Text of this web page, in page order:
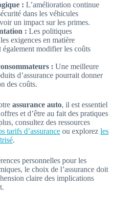
: L’amélioration continue
dans les véhicules
un impact sur les primes.
: Les politiques
exigences en matière
également modifier les coûts
: Une meilleure
d’assurance pourrait donner
des coûts.
assurance auto, il est essentiel
et d’être au fait des pratiques
consultez des ressources
tarifs d’assurance ou explorez les
.
personnelles pour les
le choix de l’assurance doit
claire des implications